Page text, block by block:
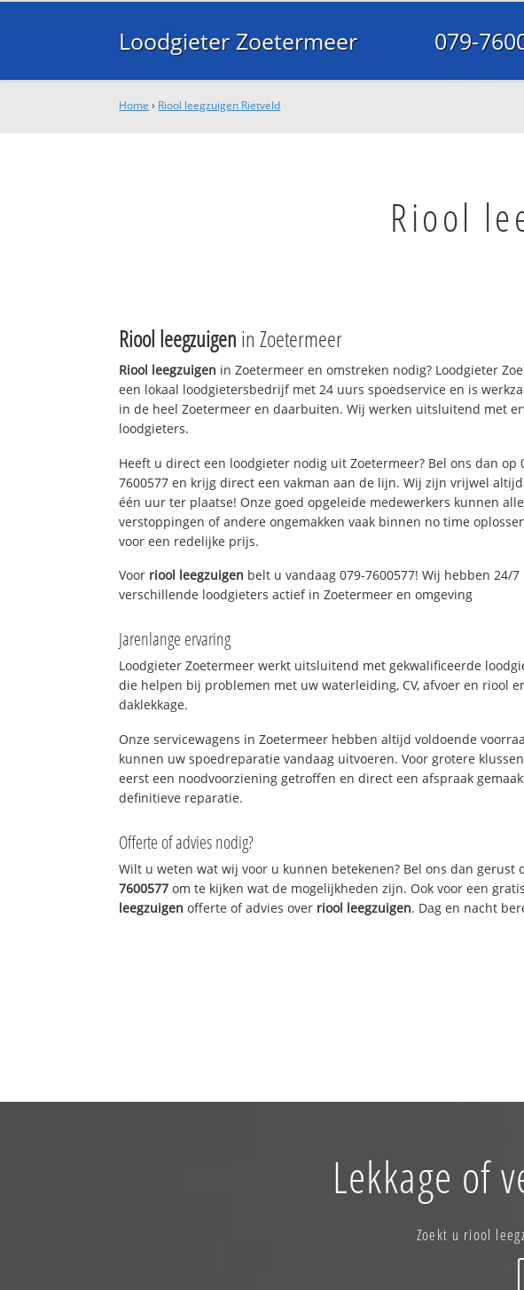
Loodgieter Zoetermeer 079-
Home › Riool leegzuigen Rietveld
Riool
Riool leegzuigen in Zoetermeer
Riool leegzuigen in Zoetermeer en omstreken nodig? Loodgieter
een lokaal loodgietersbedrijf met 24 uurs spoedservice en is
in de heel Zoetermeer en daarbuiten. Wij werken uitsluitend met
loodgieters.
Heeft u direct een loodgieter nodig uit Zoetermeer? Bel ons dan op
7600577 en krijg direct een vakman aan de lijn. Wij zijn vrijwel
één uur ter plaatse! Onze goed opgeleide medewerkers kunnen
verstoppingen of andere ongemakken vaak binnen no time
voor een redelijke prijs.
Voor riool leegzuigen belt u vandaag 079-7600577! Wij hebben 24/7
verschillende loodgieters actief in Zoetermeer en omgeving
Jarenlange ervaring
Loodgieter Zoetermeer werkt uitsluitend met gekwalificeerde
die helpen bij problemen met uw waterleiding, CV, afvoer en riool
daklekkage.
Onze servicewagens in Zoetermeer hebben altijd voldoende
kunnen uw spoedreparatie vandaag uitvoeren. Voor grotere
eerst een noodvoorziening getroffen en direct een afspraak
definitieve reparatie.
Offerte of advies nodig?
Wilt u weten wat wij voor u kunnen betekenen? Bel ons dan gerust
7600577 om te kijken wat de mogelijkheden zijn. Ook voor een gratis
leegzuigen offerte of advies over riool leegzuigen. Dag en nacht
Lekkage of
Zoekt u riool